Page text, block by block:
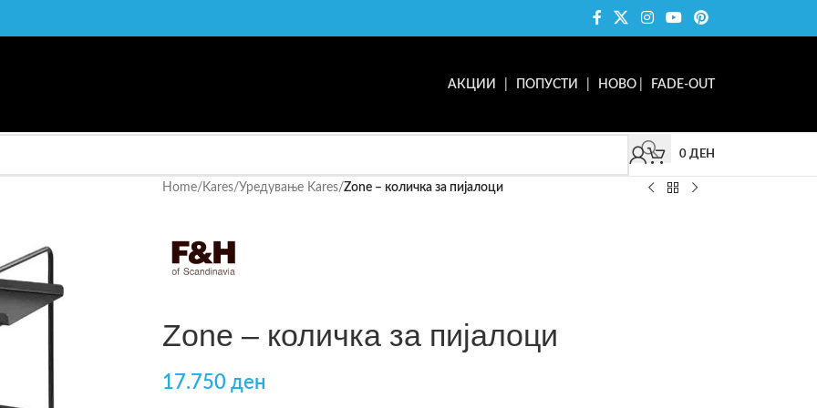
АКЦИИ ПОПУСТИ НОВО FADE-OUT
0 ДЕН
Home/ Kares/Уредување Kares/Zone – количка за пијалоци
Zone – количка за пијалоци
17.750 ден